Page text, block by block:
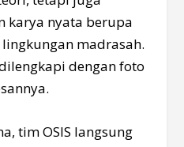
karya nyata berupa
madrasah.
dengan foto
tim OSIS langsung